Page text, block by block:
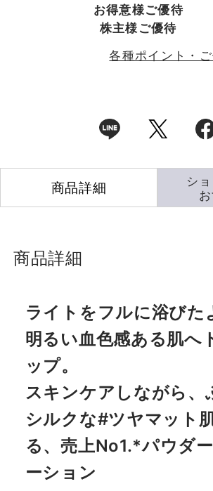
お得意様ご優待
株主様ご優待
各種ポイント・
商品詳細
商品詳細
ライトをフルに浴びた
明るい血色感ある肌へ
ップ。
スキンケアしながら、
シルクな#ツヤマット
る、売上No1.*パウダ
ーション
シ